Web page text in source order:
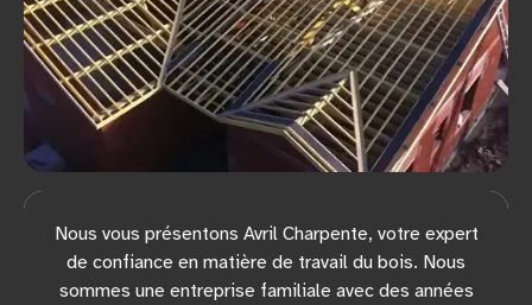
Nous vous présentons Avril Charpente, votre expert
de confiance en matière de travail du bois. Nous
sommes une entreprise familiale avec des années